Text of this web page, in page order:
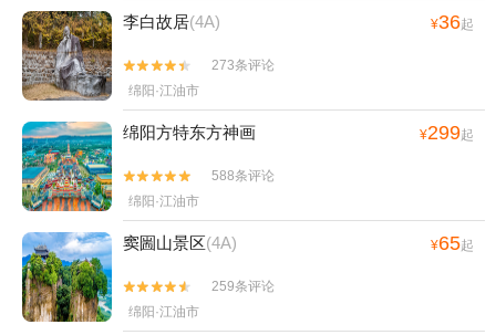
李白故居(4A) ¥36起


273条评论
绵阳·江油市
绵阳方特东方神画 ¥299起


588条评论
绵阳·江油市
窦圌山景区(4A) ¥65起


259条评论
绵阳·江油市